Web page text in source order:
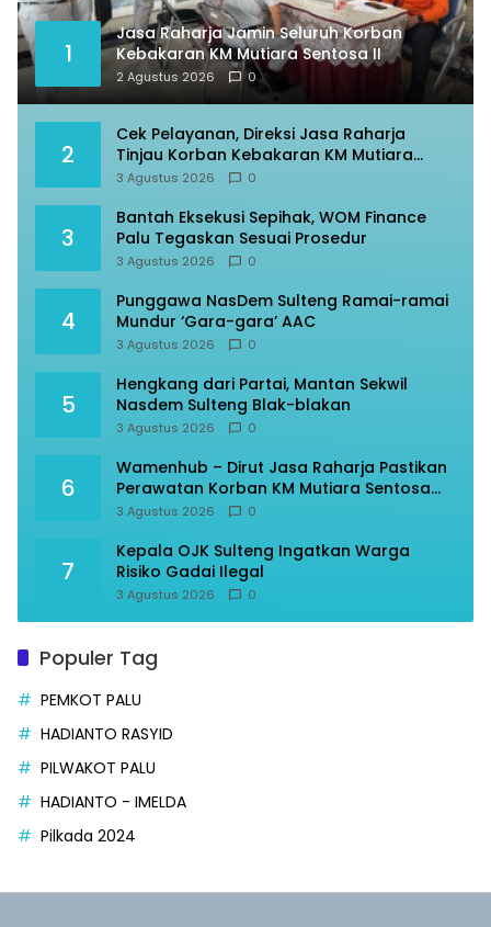
1
Jasa Raharja Jamin Seluruh Korban
Kebakaran KM Mutiara Sentosa II
2 Agustus 2026 0
2
Cek Pelayanan, Direksi Jasa Raharja
Tinjau Korban Kebakaran KM Mutiara
Sentosa II
3 Agustus 2026 0
3
Bantah Eksekusi Sepihak, WOM Finance
Palu Tegaskan Sesuai Prosedur
3 Agustus 2026 0
4
Punggawa NasDem Sulteng Ramai-ramai
Mundur ‘Gara-gara’ AAC
3 Agustus 2026 0
5
Hengkang dari Partai, Mantan Sekwil
Nasdem Sulteng Blak-blakan
3 Agustus 2026 0
6
Wamenhub – Dirut Jasa Raharja Pastikan
Perawatan Korban KM Mutiara Sentosa
Optimal
3 Agustus 2026 0
7
Kepala OJK Sulteng Ingatkan Warga
Risiko Gadai Ilegal
3 Agustus 2026 0
Populer Tag
PEMKOT PALU
HADIANTO RASYID
PILWAKOT PALU
HADIANTO - IMELDA
Pilkada 2024